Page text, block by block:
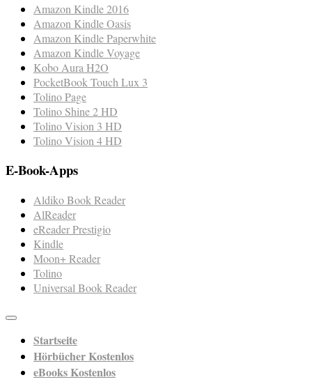
Amazon Kindle 2016
Amazon Kindle Oasis
Amazon Kindle Paperwhite
Amazon Kindle Voyage
Kobo Aura H2O
PocketBook Touch Lux 3
Tolino Page
Tolino Shine 2 HD
Tolino Vision 3 HD
Tolino Vision 4 HD
E-Book-Apps
Aldiko Book Reader
AlReader
eReader Prestigio
Kindle
Moon+ Reader
Tolino
Universal Book Reader
Startseite
Hörbücher Kostenlos
eBooks Kostenlos